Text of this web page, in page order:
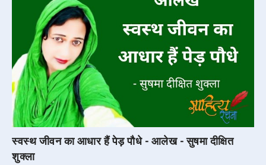
स्वस्थ जीवन का आधार हैं पेड़ पौधे - आलेख - सुषमा दीक्षित
शुक्ला